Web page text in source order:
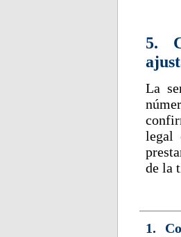
5.
La
legal
de la
1.